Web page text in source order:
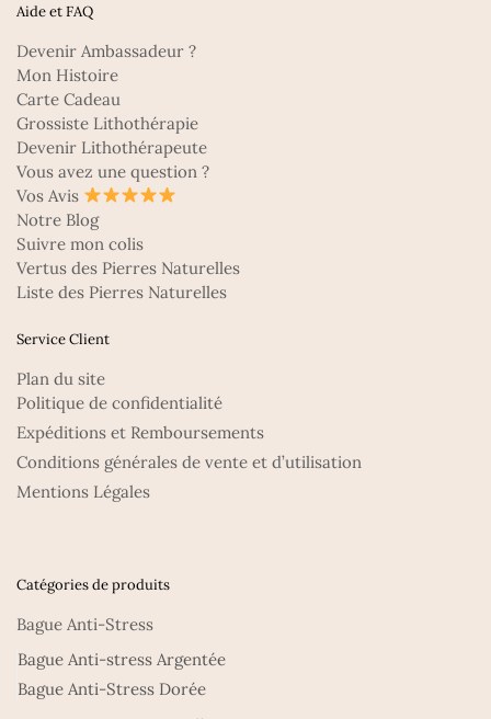
Aide et FAQ
Devenir Ambassadeur ?
Mon Histoire
Carte Cadeau
Grossiste Lithothérapie
Devenir Lithothérapeute
Vous avez une question ?
Vos Avis
Notre Blog
Suivre mon colis
Vertus des Pierres Naturelles
Liste des Pierres Naturelles
Service Client
Plan du site
Politique de confidentialité
Expéditions et Remboursements
Conditions générales de vente et d’utilisation
Mentions Légales
Catégories de produits
Bague Anti-Stress
Bague Anti-stress Argentée
Bague Anti-Stress Dorée